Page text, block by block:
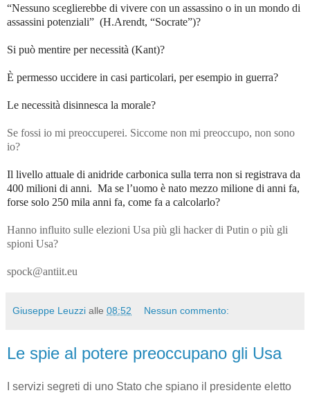
“Nessuno sceglierebbe di vivere con un assassino o in un mondo di
assassini potenziali” (H.Arendt, “Socrate”)?
Si può mentire per necessità (Kant)?
È permesso uccidere in casi particolari, per esempio in guerra?
Le necessità disinnesca la morale?
Se fossi io mi preoccuperei. Siccome non mi preoccupo, non sono
io?
Il livello attuale di anidride carbonica sulla terra non si registrava da
400 milioni di anni. Ma se l’uomo è nato mezzo milione di anni fa,
forse solo 250 mila anni fa, come fa a calcolarlo?
Hanno influito sulle elezioni Usa più gli hacker di Putin o più gli
spioni Usa?
spock@antiit.eu
Giuseppe Leuzzi alle 08:52 Nessun commento:
Le spie al potere preoccupano gli Usa
I servizi segreti di uno Stato che spiano il presidente eletto